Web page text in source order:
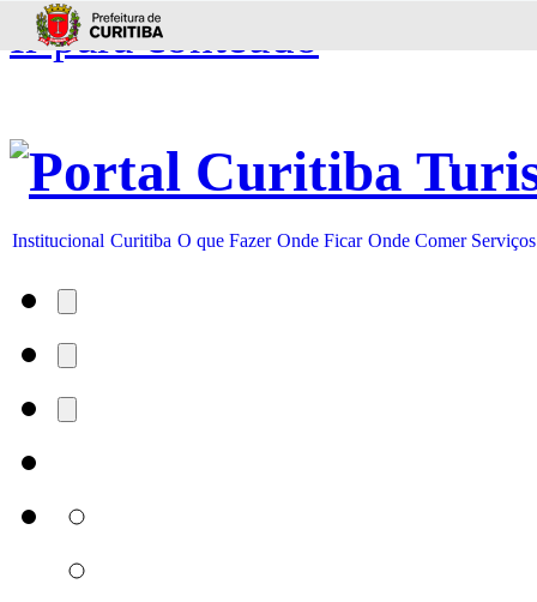
Ir para conteúdo
Institucional Curitiba O que Fazer Onde Ficar Onde Comer Serviços